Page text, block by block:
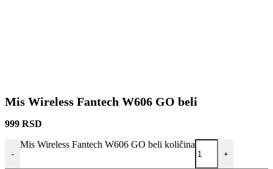
Mis Wireless Fantech W606 GO beli
999 RSD
-
Mis Wireless Fantech W606 GO beli količina
+